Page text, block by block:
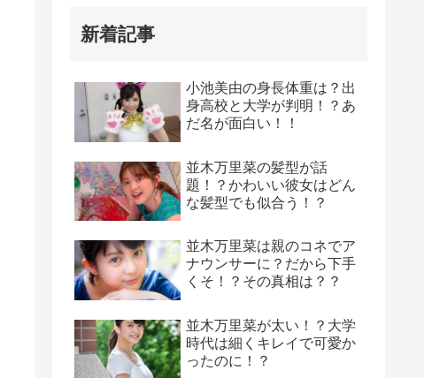
新着記事
小池美由の身長体重は？出
身高校と大学が判明！？あ
だ名が面白い！！
並木万里菜の髪型が話
題！？かわいい彼女はどん
な髪型でも似合う！？
並木万里菜は親のコネでア
ナウンサーに？だから下手
くそ！？その真相は？？
並木万里菜が太い！？大学
時代は細くキレイで可愛か
ったのに！？